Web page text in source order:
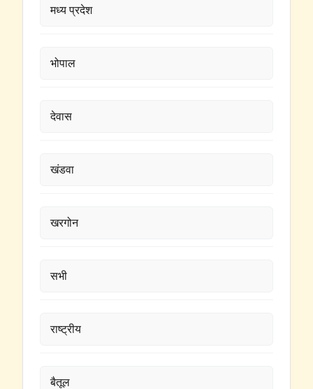
मध्य प्रदेश
भोपाल
देवास
खंडवा
खरगोन
सभी
राष्ट्रीय
बैतूल